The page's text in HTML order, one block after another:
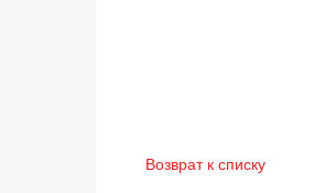
Возврат к списку